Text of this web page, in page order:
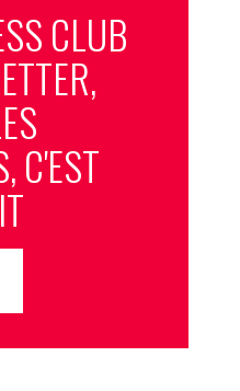
CLUB
C'EST